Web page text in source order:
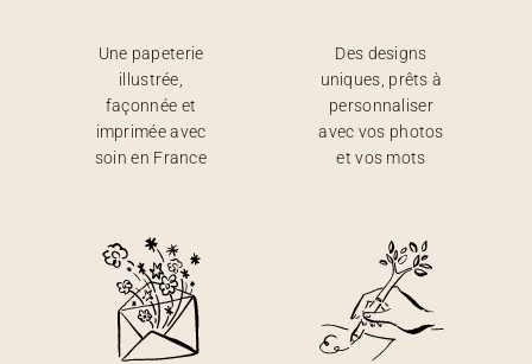
Une papeterie
illustrée,
façonnée et
imprimée avec
soin en France
Des designs
uniques, prêts à
personnaliser
avec vos photos
et vos mots